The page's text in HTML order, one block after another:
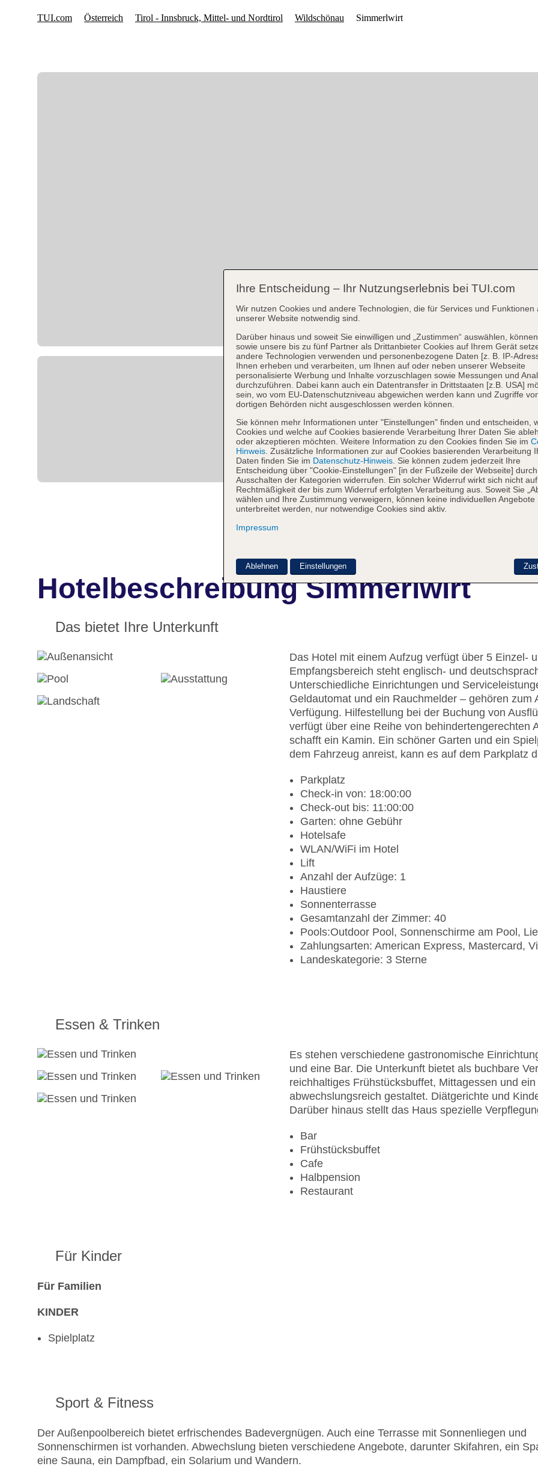
Hotelbeschreibung Simmerlwirt
Das bietet Ihre Unterkunft
Das Hotel mit einem Aufzug verfügt über 5 Einzel-
Empfangsbereich steht englisch- und
Unterschiedliche Einrichtungen und
Geldautomat und ein Rauchmelder – gehören
Verfügung. Hilfestellung bei der Buchung von
verfügt über eine Reihe von behindertengerechten
schafft ein Kamin. Ein schöner Garten und ein
dem Fahrzeug anreist, kann es auf dem Parkplatz
Parkplatz
Check-in von: 18:00:00
Check-out bis: 11:00:00
Garten: ohne Gebühr
Hotelsafe
WLAN/WiFi im Hotel
Lift
Anzahl der Aufzüge: 1
Haustiere
Sonnenterrasse
Gesamtanzahl der Zimmer: 40
Pools:Outdoor Pool, Sonnenschirme am Pool,
Zahlungsarten: American Express, Mastercard,
Landeskategorie: 3 Sterne
Essen & Trinken
Es stehen verschiedene gastronomische
und eine Bar. Die Unterkunft bietet als buchbare
reichhaltiges Frühstücksbuffet, Mittagessen und
abwechslungsreich gestaltet. Diätgerichte und
Darüber hinaus stellt das Haus spezielle
Bar
Frühstücksbuffet
Cafe
Halbpension
Restaurant
Für Kinder
Für Familien
KINDER
Spielplatz
Sport & Fitness
Der Außenpoolbereich bietet erfrischendes Badevergnügen. Auch eine Terrasse mit Sonnenliegen und
Sonnenschirmen ist vorhanden. Abwechslung bieten verschiedene Angebote, darunter Skifahren, ein
eine Sauna, ein Dampfbad, ein Solarium und Wandern.
Ihre Entscheidung – Ihr Nutzungserlebnis bei TUI.com
Wir nutzen Cookies und andere Technologien, die für Services und Funktionen
unserer Website notwendig sind.
Darüber hinaus und soweit Sie einwilligen und „Zustimmen“ auswählen,
sowie unsere bis zu fünf Partner als Drittanbieter Cookies auf Ihrem Gerät
andere Technologien verwenden und personenbezogene Daten [z. B. IP-
Ihnen erheben und verarbeiten, um Ihnen auf oder neben unserer Webseite
personalisierte Werbung und Inhalte vorzuschlagen sowie Messungen und
durchzuführen. Dabei kann auch ein Datentransfer in Drittstaaten [z.B. USA]
sein, wo vom EU-Datenschutzniveau abgewichen werden kann und Zugriffe
dortigen Behörden nicht ausgeschlossen werden können.
Sie können mehr Informationen unter "Einstellungen" finden und entscheiden,
Cookies und welche auf Cookies basierende Verarbeitung Ihrer Daten Sie
oder akzeptieren möchten. Weitere Information zu den Cookies finden Sie im
Hinweis . Zusätzliche Informationen zur auf Cookies basierenden Verarbeitung
Daten finden Sie im Datenschutz-Hinweis . Sie können zudem jederzeit Ihre
Entscheidung über "Cookie-Einstellungen" [in der Fußzeile der Webseite] durch
Ausschalten der Kategorien widerrufen. Ein solcher Widerruf wirkt sich nicht
Rechtmäßigkeit der bis zum Widerruf erfolgten Verarbeitung aus. Soweit Sie
wählen und Ihre Zustimmung verweigern, können keine individuellen Angebote
unterbreitet werden, nur notwendige Cookies sind aktiv.
Impressum
Ablehnen Einstellungen